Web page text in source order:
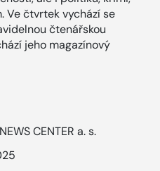
Ve čtvrtek vychází se
čtenářskou
jeho magazínový
CENTER a. s.